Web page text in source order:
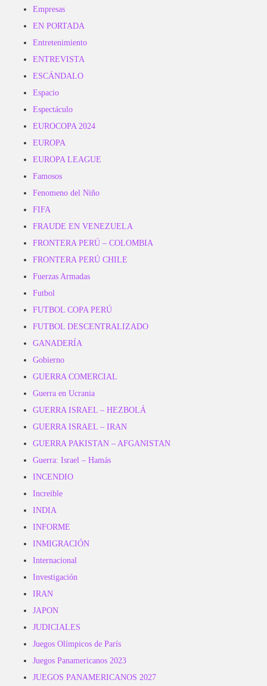
Empresas
EN PORTADA
Entretenimiento
ENTREVISTA
ESCÁNDALO
Espacio
Espectáculo
EUROCOPA 2024
EUROPA
EUROPA LEAGUE
Famosos
Fenomeno del Niño
FIFA
FRAUDE EN VENEZUELA
FRONTERA PERÚ – COLOMBIA
FRONTERA PERÚ CHILE
Fuerzas Armadas
Futbol
FUTBOL COPA PERÚ
FUTBOL DESCENTRALIZADO
GANADERÍA
Gobierno
GUERRA COMERCIAL
Guerra en Ucrania
GUERRA ISRAEL – HEZBOLÁ
GUERRA ISRAEL – IRAN
GUERRA PAKISTAN – AFGANISTAN
Guerra: Israel – Hamás
INCENDIO
Increible
INDIA
INFORME
INMIGRACIÓN
Internacional
Investigación
IRAN
JAPON
JUDICIALES
Juegos Olímpicos de París
Juegos Panamericanos 2023
JUEGOS PANAMERICANOS 2027